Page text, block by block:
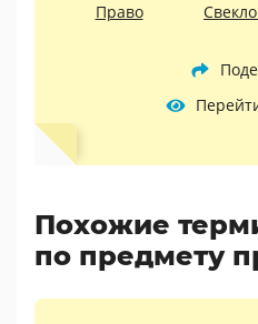
Право
Похожие
по предмету